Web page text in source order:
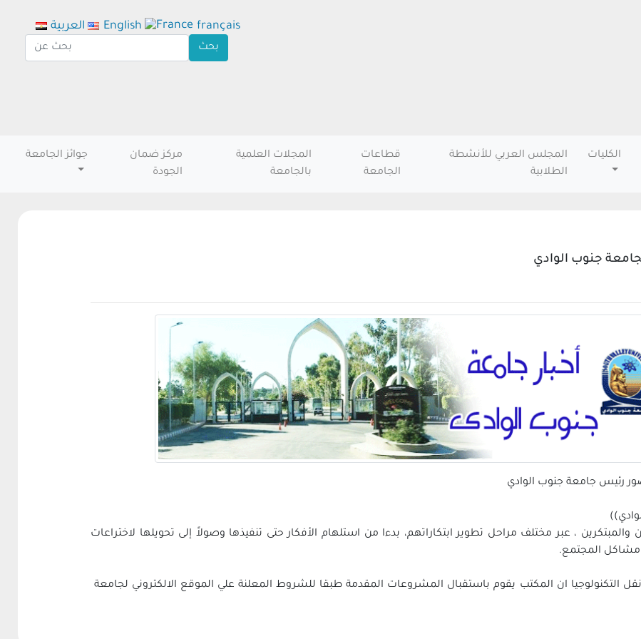
الكليات
المجلس العربي للأنشطة
الطلابية
قطاعات
الجامعة
المجلات العلمية
بالجامعة
مركز ضمان
الجودة
جوائز الجامعة
جنوب الوادي
رئيس جامعة جنوب الوادي
والمبتكرين ، عبر مختلف مراحل تطوير ابتكاراتهم، بدءا من استلهام الأفكار حتى تنفيذها وصولاً إلى تحويلها لاختراعات
مشاكل المجتمع.
ان المكتب يقوم باستقبال المشروعات المقدمة طبقا للشروط المعلنة علي الموقع الالكتروني لجامعة
العربية English français